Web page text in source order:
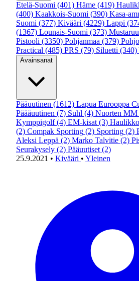
Etelä-Suomi (401) Häme (419)
(400) Kaakkois-Suomi (390) Kasa-
Suomi (377) Kivääri (4229) Lappi
(1367) Lounais-Suomi (373)
Pistooli (3350) Pohjanmaa (379)
Practical (485) PRS (79) Siluetti (340)
Avainsanat
Pääuutinen (1612) Lapua Eurooppa
Päääuutinen (7) Suhl (4) Nuorten MM
Kymppigolf (4) EM-kisat (3) Haulikko
(2) Compak Sporting (2) Sporting (2)
Aleksi Leppä (2) Marko Talvitie (2)
Seurakysely (2) Pääuutiset (2)
25.9.2021 • Kivääri • Yleinen